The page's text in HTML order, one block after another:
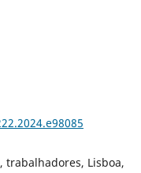
Lisboa,